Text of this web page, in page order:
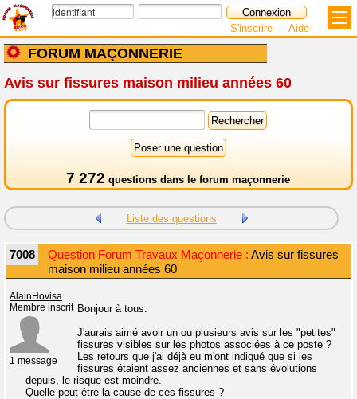
FORUM MAÇONNERIE
S'inscrire Aide
Avis sur fissures maison milieu années 60
7 272 questions dans le forum maçonnerie
Liste des questions
7008 Question Forum Travaux Maçonnerie : Avis sur fissures
maison milieu années 60
AlainHovisa
Membre inscrit
1 message
Bonjour à tous.
J'aurais aimé avoir un ou plusieurs avis sur les "petites"
fissures visibles sur les photos associées à ce poste ?
Les retours que j'ai déjà eu m'ont indiqué que si les
fissures étaient assez anciennes et sans évolutions
depuis, le risque est moindre.
Quelle peut-être la cause de ces fissures ?